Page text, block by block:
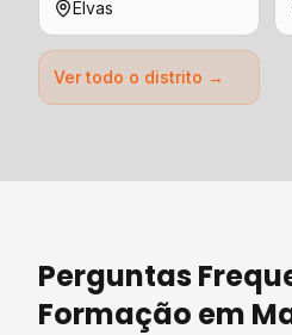
Elvas
Ver todo o distrito →
Perguntas
Formação em